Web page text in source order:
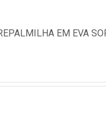
EM EVA